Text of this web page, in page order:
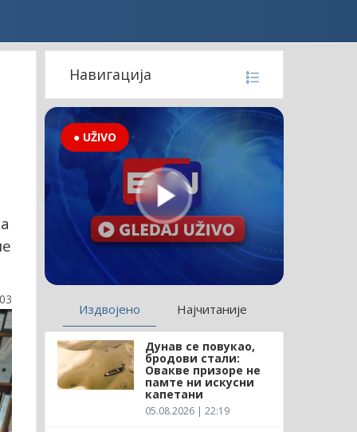
Навигација
● UŽIVO
Издвојено Најчитаније
Дунав се повукао,
бродови стали:
Овакве призоре не
памте ни искусни
капетани
05.08.2026 | 22:19